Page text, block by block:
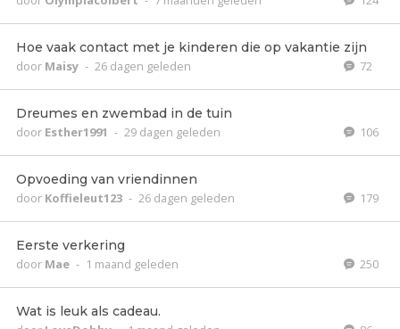
Hoe vaak contact met je kinderen die op vakantie zijn
door Maisy - 26 dagen geleden 72
Dreumes en zwembad in de tuin
door Esther1991 - 29 dagen geleden 106
Opvoeding van vriendinnen
door Koffieleut123 - 26 dagen geleden 179
Eerste verkering
door Mae - 1 maand geleden 250
Wat is leuk als cadeau.